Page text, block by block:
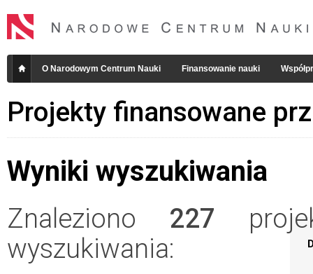
O Narodowym Centrum Nauki Finansowanie nauki
Projekty finansowane
Wyniki wyszukiwania
Znaleziono 227
wyszukiwania: